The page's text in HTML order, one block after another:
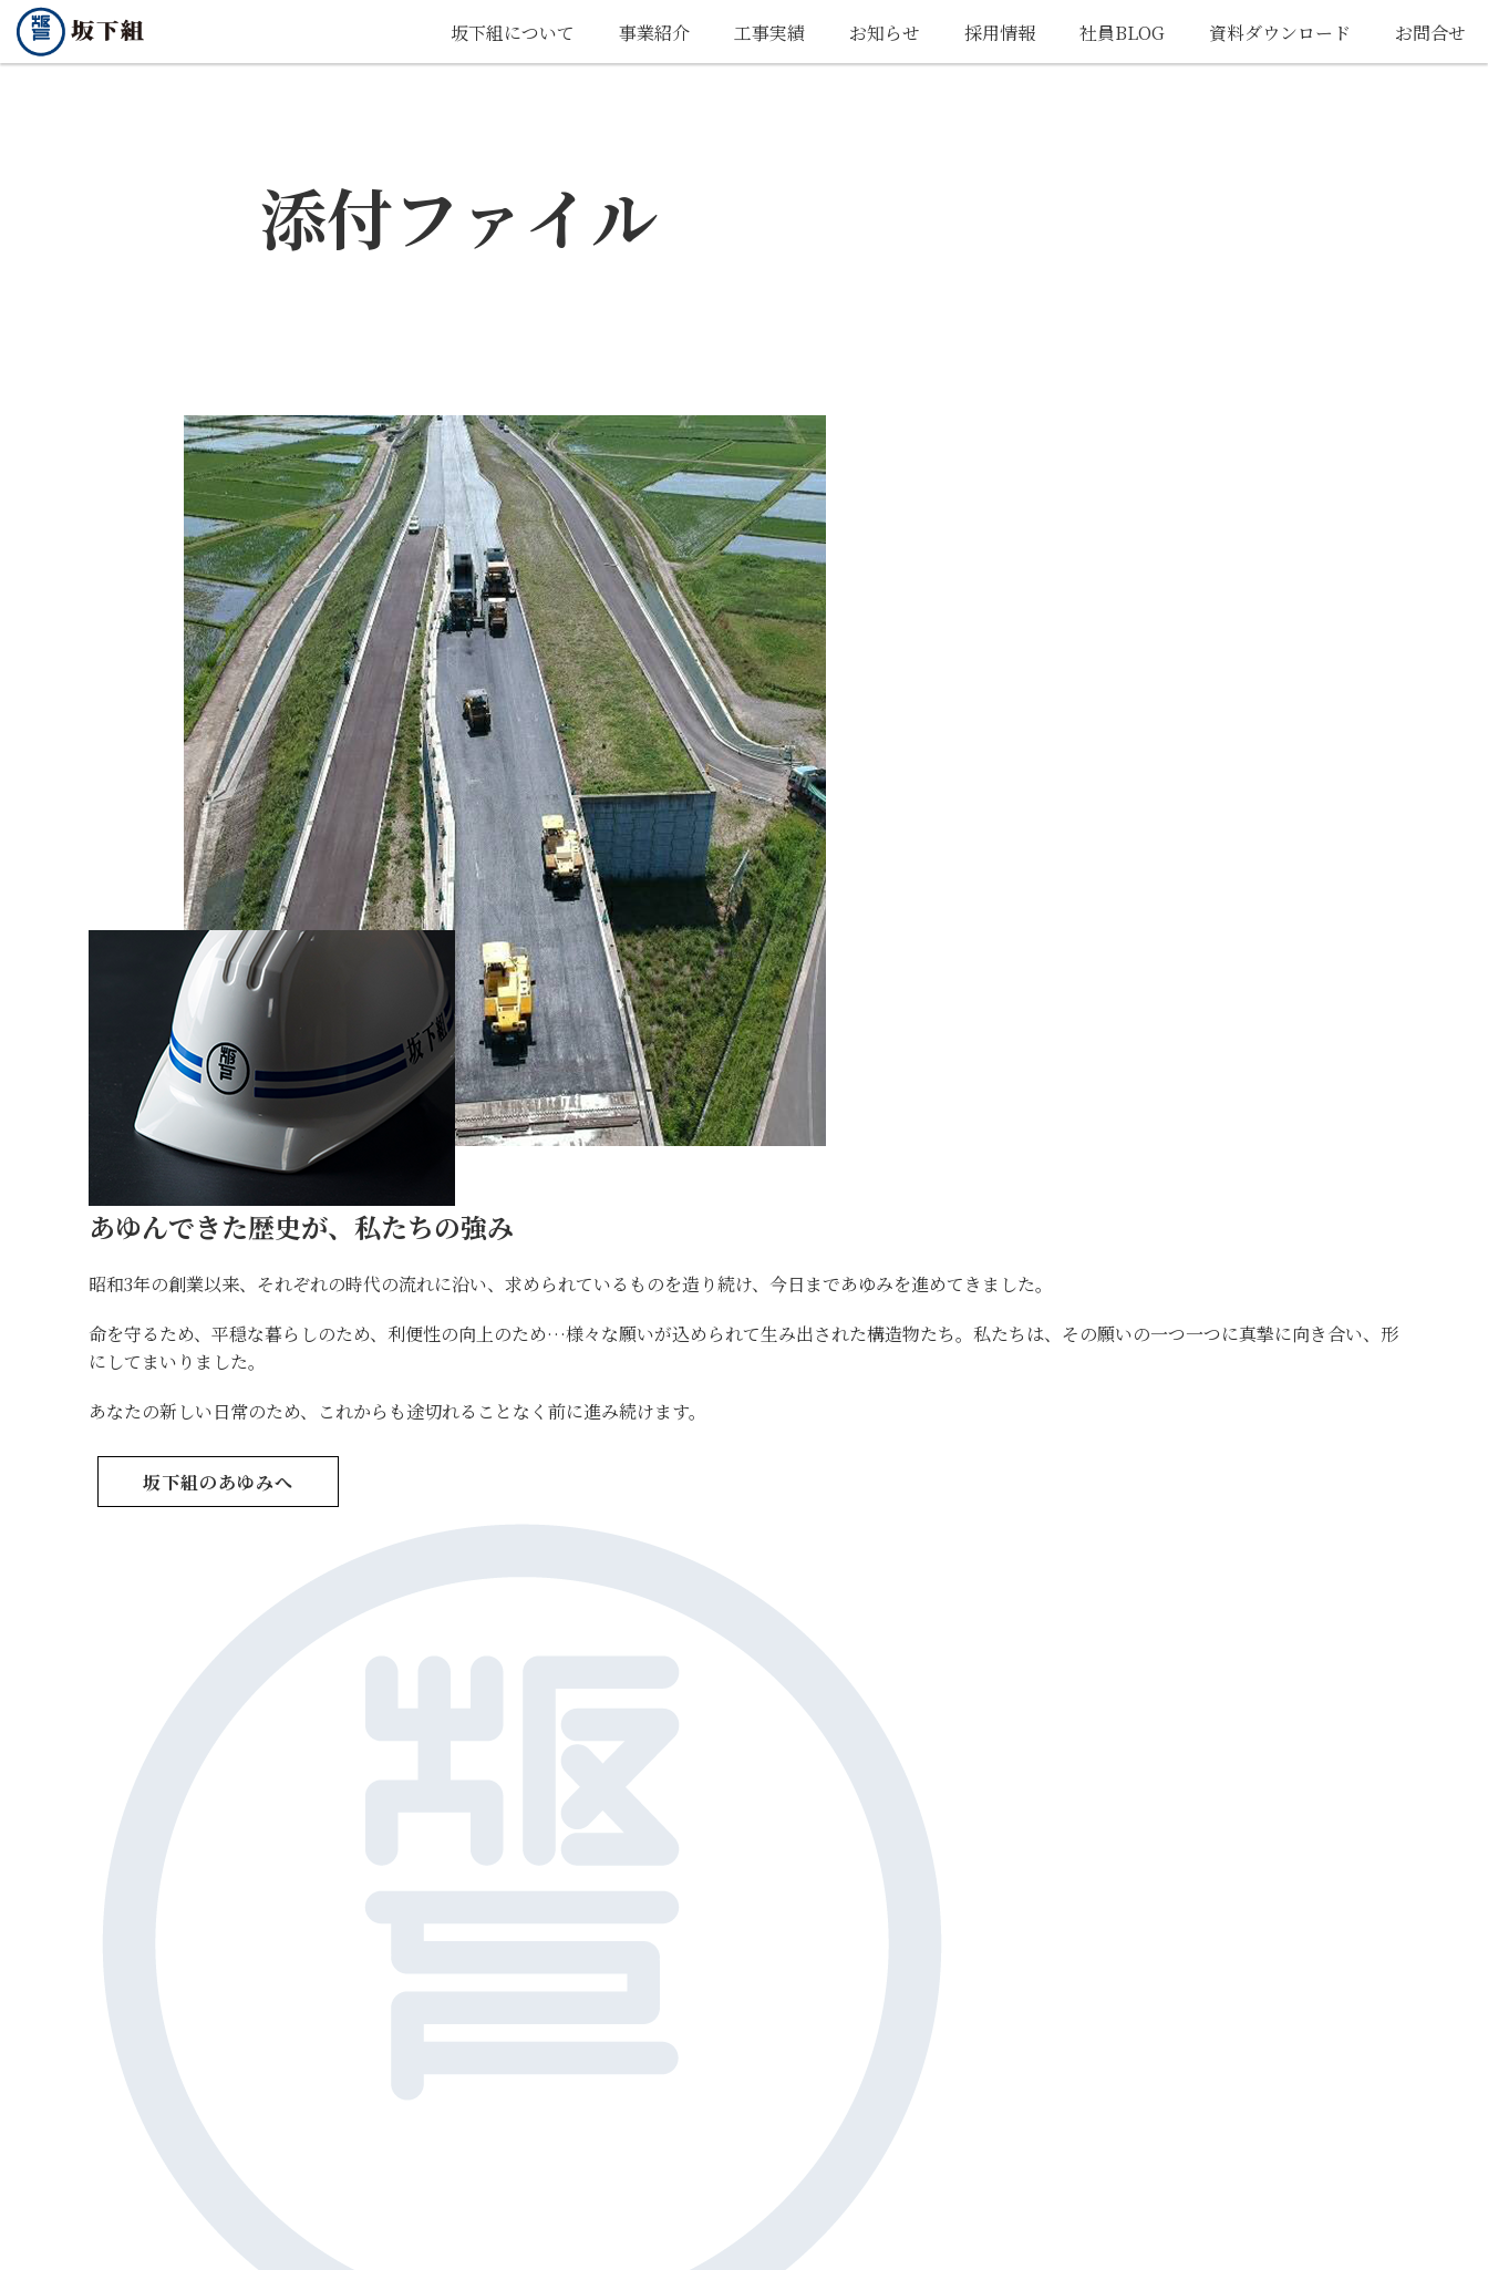
坂下組について 事業紹介 工事実績 お知らせ 採用情報 社員BLOG 資料ダウンロード お問合せ
添付ファイル
あゆんできた歴史が、私たちの強み
昭和3年の創業以来、それぞれの時代の流れに沿い、求められているものを造り続け、今日まであゆみを進めてきました。
命を守るため、平穏な暮らしのため、利便性の向上のため…様々な願いが込められて生み出された構造物たち。私たちは、その願いの一つ一つに真摯に向き合い、形
にしてまいりました。
あなたの新しい日常のため、これからも途切れることなく前に進み続けます。
坂下組のあゆみへ